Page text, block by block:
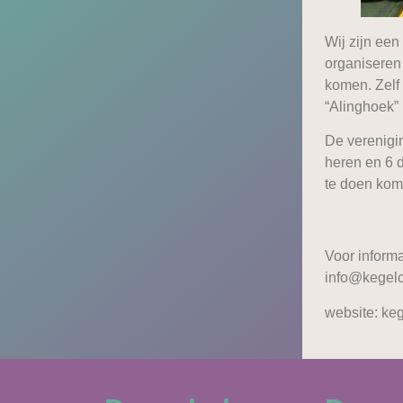
Wij zijn een
komen.
De
heren en 6
te doen
Voor
website: